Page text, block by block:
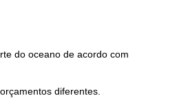
do oceano de acordo com
diferentes.